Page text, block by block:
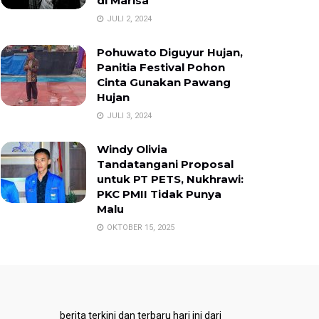
JULI 2, 2024
Pohuwato Diguyur Hujan,
Panitia Festival Pohon
Cinta Gunakan Pawang
Hujan
JULI 3, 2024
Windy Olivia
Tandatangani Proposal
untuk PT PETS, Nukhrawi:
PKC PMII Tidak Punya
Malu
OKTOBER 15, 2025
berita terkini dan terbaru hari ini dari